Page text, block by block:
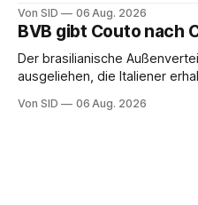
Von SID 06 Aug. 2026
BVB gibt Couto nach
Der brasilianische
ausgeliehen, die Italiener
Von SID 06 Aug. 2026